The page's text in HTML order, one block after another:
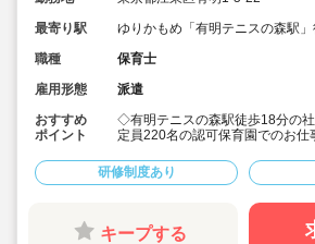
最寄り駅
ゆりかもめ「有明テニスの森駅
職種
保育士
雇用形態
派遣
おすすめ
ポイント
◇有明テニスの森駅徒歩18分の
定員220名の認可保育園でのお仕
◇皆勤手当/月の支給あり（規定
◇研修、サポート体制も整ってい
研修制度あり
キープする